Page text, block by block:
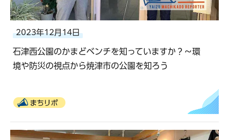
2023年12月14日
石津西公園のかまどベンチを知っていますか？〜環
境や防災の視点から焼津市の公園を知ろう
まちリポ